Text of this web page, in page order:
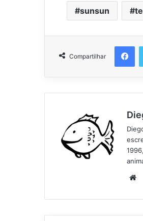
sunsun
Compartilhar